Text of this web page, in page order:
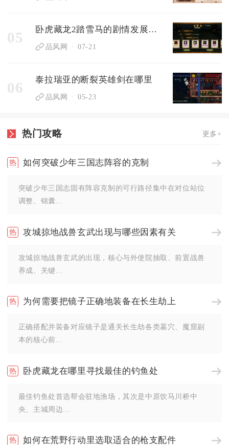
05 卧虎藏龙2踏雪马的剧情发展是否出乎意料
品风网 07-21
06 泰拉瑞亚的断裂英雄剑在哪里
品风网 05-23
热门攻略 更多+
如何突破少年三国志阵容的克制
突破少年三国志固有阵容克制的可行路径集中在对位站位
调整、锦囊...
攻城掠地战兽玄武出现与哪些因素有关
攻城掠地战兽玄武的出现，核心与外使院抽取、前置战兽
养成、关键...
为何需要把镜子正确地装备在长生劫上
正确搭配并装备对应镜子是通关长生劫各类墓穴、魔窟副
本的核心前...
卧虎藏龙在哪里寻找最佳的钓鱼处
最佳钓鱼处首选帮会驻地渔场，其次是中原饮马川桥中
央、主城周边...
如何在荒野行动里选取适合的枪支配件